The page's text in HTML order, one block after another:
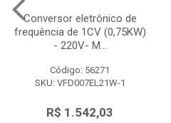
Conversor eletrônico de
frequência de 1CV (0,75KW)
- 220V- M...
Código: 56271
SKU: VFD007EL21W-1
R$ 1.542,03